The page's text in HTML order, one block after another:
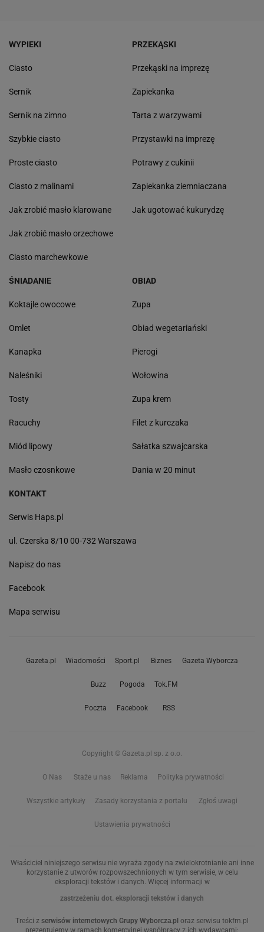
WYPIEKI
Ciasto
Sernik
Sernik na zimno
Szybkie ciasto
Proste ciasto
Ciasto z malinami
Jak zrobić masło klarowane
Jak zrobić masło orzechowe
Ciasto marchewkowe
PRZEKĄSKI
Przekąski na imprezę
Zapiekanka
Tarta z warzywami
Przystawki na imprezę
Potrawy z cukinii
Zapiekanka ziemniaczana
Jak ugotować kukurydzę
ŚNIADANIE
Koktajle owocowe
Omlet
Kanapka
Naleśniki
Tosty
Racuchy
Miód lipowy
Masło czosnkowe
OBIAD
Zupa
Obiad wegetariański
Pierogi
Wołowina
Zupa krem
Filet z kurczaka
Sałatka szwajcarska
Dania w 20 minut
KONTAKT
Serwis Haps.pl
ul. Czerska 8/10 00-732 Warszawa
Napisz do nas
Facebook
Mapa serwisu
Gazeta.pl Wiadomości Sport.pl Biznes Gazeta Wyborcza
Buzz Pogoda Tok.FM
Poczta Facebook RSS
Copyright © Gazeta.pl sp. z o.o.
O Nas Staże u nas Reklama Polityka prywatności
Wszystkie artykuły Zasady korzystania z portalu Zgłoś uwagi
Ustawienia prywatności
Właściciel niniejszego serwisu nie wyraża zgody na zwielokrotnianie ani inne
korzystanie z utworów rozpowszechnionych w tym serwisie, w celu
eksploracji tekstów i danych. Więcej informacji w
zastrzeżeniu dot. eksploracji tekstów i danych
Treści z serwisów internetowych Grupy Wyborcza.pl oraz serwisu tokfm.pl
prezentujemy w ramach komercyjnej współpracy z ich wydawcami: